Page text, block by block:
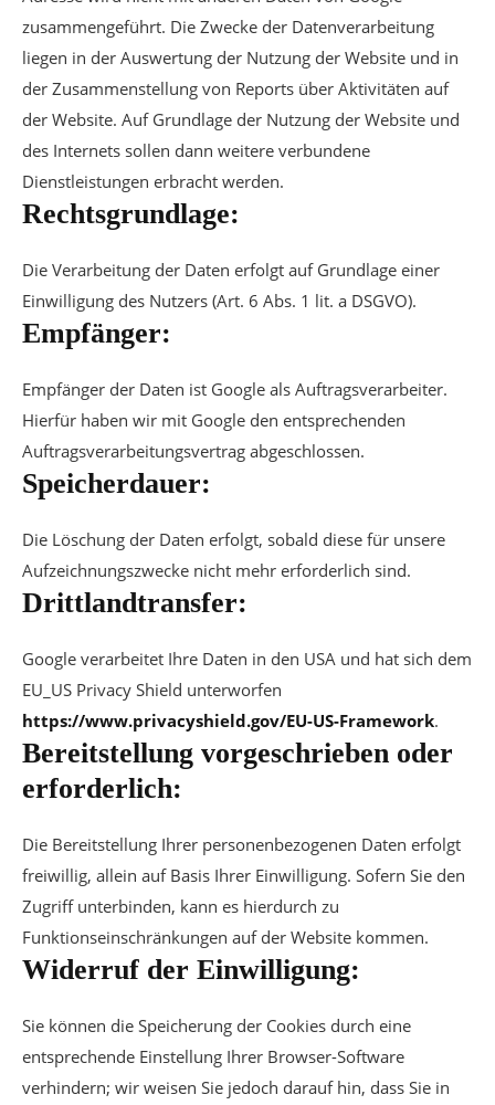
zusammengeführt. Die Zwecke der Datenverarbeitung
liegen in der Auswertung der Nutzung der Website und in
der Zusammenstellung von Reports über Aktivitäten auf
der Website. Auf Grundlage der Nutzung der Website und
des Internets sollen dann weitere verbundene
Dienstleistungen erbracht werden.
Rechtsgrundlage:
Die Verarbeitung der Daten erfolgt auf Grundlage einer
Einwilligung des Nutzers (Art. 6 Abs. 1 lit. a DSGVO).
Empfänger:
Empfänger der Daten ist Google als Auftragsverarbeiter.
Hierfür haben wir mit Google den entsprechenden
Auftragsverarbeitungsvertrag abgeschlossen.
Speicherdauer:
Die Löschung der Daten erfolgt, sobald diese für unsere
Aufzeichnungszwecke nicht mehr erforderlich sind.
Drittlandtransfer:
Google verarbeitet Ihre Daten in den USA und hat sich dem
EU_US Privacy Shield unterworfen
https://www.privacyshield.gov/EU-US-Framework.
Bereitstellung vorgeschrieben oder
erforderlich:
Die Bereitstellung Ihrer personenbezogenen Daten erfolgt
freiwillig, allein auf Basis Ihrer Einwilligung. Sofern Sie den
Zugriff unterbinden, kann es hierdurch zu
Funktionseinschränkungen auf der Website kommen.
Widerruf der Einwilligung:
Sie können die Speicherung der Cookies durch eine
entsprechende Einstellung Ihrer Browser-Software
verhindern; wir weisen Sie jedoch darauf hin, dass Sie in